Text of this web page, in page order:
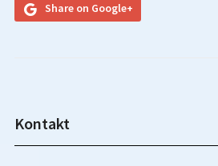
Share on Google+
Kontakt